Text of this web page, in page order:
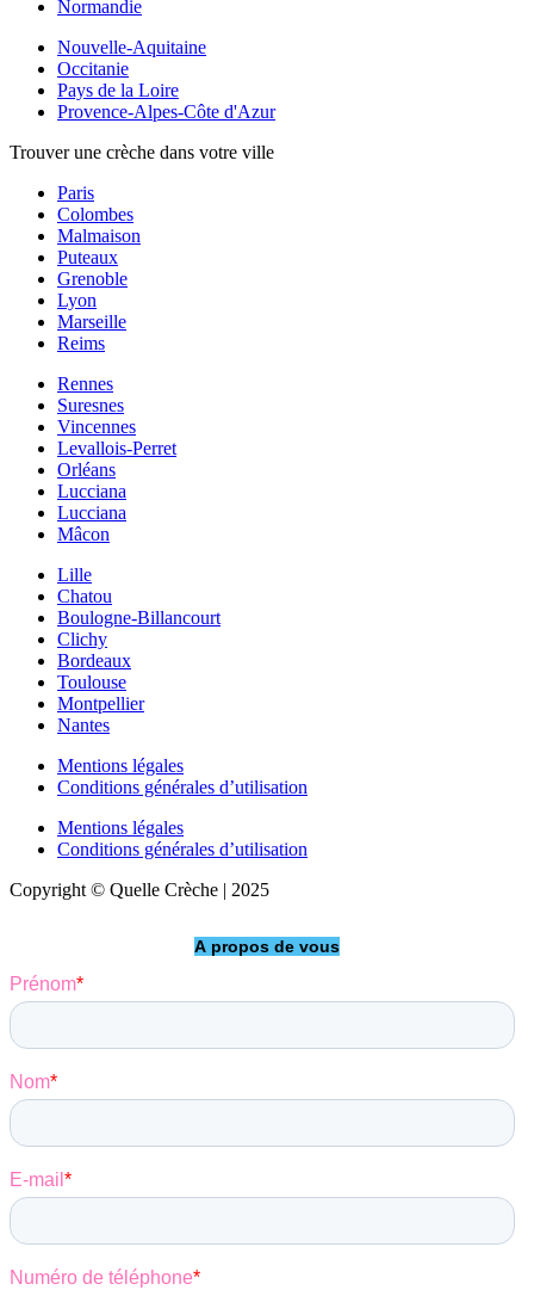
Normandie
Nouvelle-Aquitaine
Occitanie
Pays de la Loire
Provence-Alpes-Côte d'Azur
Trouver une crèche dans votre ville
Paris
Colombes
Malmaison
Puteaux
Grenoble
Lyon
Marseille
Reims
Rennes
Suresnes
Vincennes
Levallois-Perret
Orléans
Lucciana
Lucciana
Mâcon
Lille
Chatou
Boulogne-Billancourt
Clichy
Bordeaux
Toulouse
Montpellier
Nantes
Mentions légales
Conditions générales d’utilisation
Mentions légales
Conditions générales d’utilisation
Copyright © Quelle Crèche | 2025